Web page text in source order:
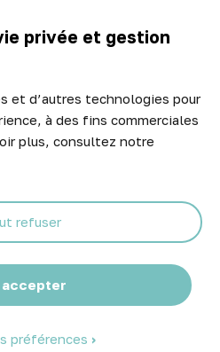
privée et gestion
et d’autres technologies pour
à des fins commerciales
plus, consultez notre
accepter
refuser
préférences
! Restez informé de nos meilleurs
arrivages.
vous
- Tous droits réservés